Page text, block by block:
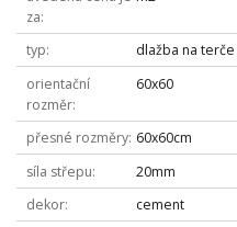
za
typ
dlažba na terče
orientační
rozměr
60x60
přesné rozměry 60x60cm
síla střepu
20mm
dekor
cement